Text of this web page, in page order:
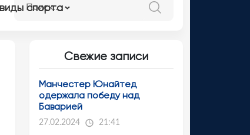
спорта
Свежие записи
Манчестер Юнайтед
одержала победу над
Баварией
27.02.2024 21:41